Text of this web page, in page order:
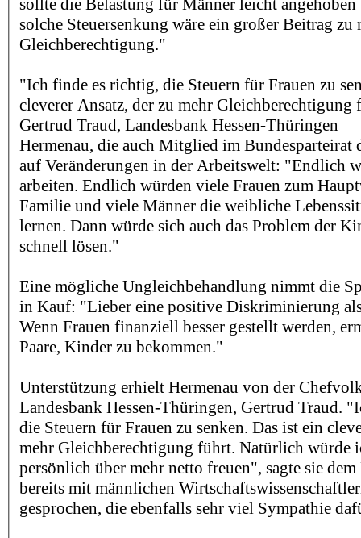
sollte die Belastung für Männer leicht
solche Steuersenkung wäre ein großer Beitrag zu
Gleichberechtigung."
"Ich finde es richtig, die Steuern für Frauen zu
cleverer Ansatz, der zu mehr Gleichberechtigung
Gertrud Traud, Landesbank Hessen-Thüringen
Hermenau, die auch Mitglied im Bundesparteirat
auf Veränderungen in der Arbeitswelt: "Endlich
arbeiten. Endlich würden viele Frauen zum
Familie und viele Männer die weibliche
lernen. Dann würde sich auch das Problem der
schnell lösen."
Eine mögliche Ungleichbehandlung nimmt die
in Kauf: "Lieber eine positive Diskriminierung
Wenn Frauen finanziell besser gestellt werden,
Paare, Kinder zu bekommen."
Unterstützung erhielt Hermenau von der
Landesbank Hessen-Thüringen, Gertrud Traud.
die Steuern für Frauen zu senken. Das ist ein
mehr Gleichberechtigung führt. Natürlich würde
persönlich über mehr netto freuen", sagte sie
bereits mit männlichen
gesprochen, die ebenfalls sehr viel Sympathie